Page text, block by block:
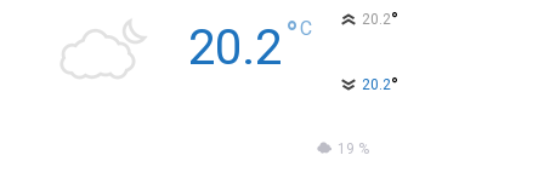
20.2°C 20.2°
20.2°
19 %